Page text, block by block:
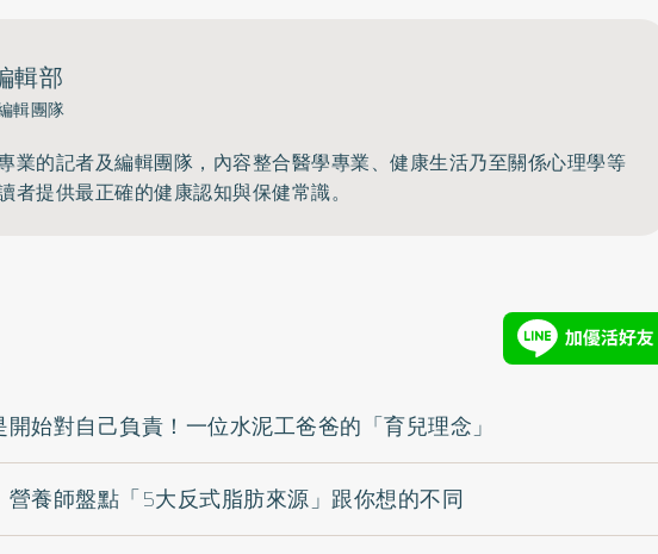
輯部
輯團隊
業的記者及編輯團隊，內容整合醫學專業、健康生活乃至關係心理學等
者提供最正確的健康認知與保健常識。
始對自己負責！一位水泥工爸爸的「育兒理念」
養師盤點「5大反式脂肪來源」跟你想的不同